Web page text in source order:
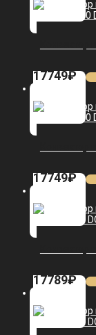
17749₽
17749₽
17789₽